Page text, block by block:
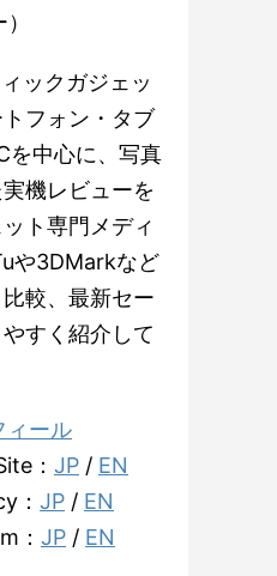
ックガジェッ
フォン・タブ
を中心に、写真
機レビューを
ト専門メディ
や3DMarkなど
較、最新セー
すく紹介して
ィール
： JP / EN
： JP / EN
： JP / EN